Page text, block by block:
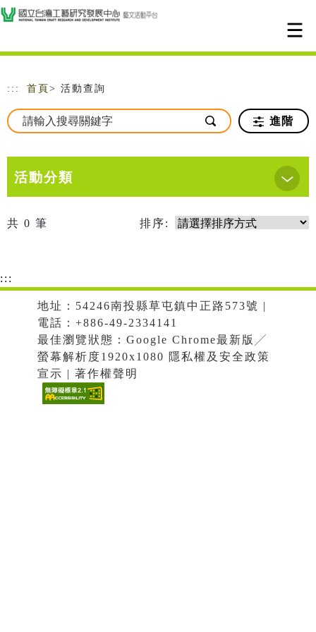
跳到主要內容
網站導覽
::: 首頁 > 活動查詢
進階
活動分類
共 0 筆 排序:
:::
地址：54246南投縣草屯鎮中正路573號 |
電話：+886-49-2334141
最佳瀏覽狀態：Google Chrome最新版╱
螢幕解析度1920x1080 隱私權及安全政策
宣示 | 著作權聲明